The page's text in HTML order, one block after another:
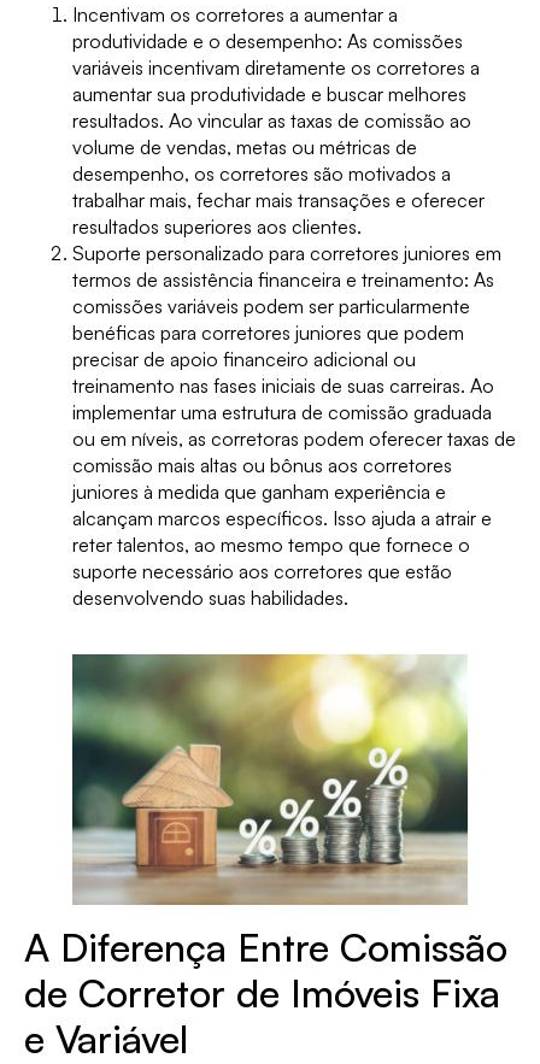
Incentivam os corretores a aumentar a
produtividade e o desempenho: As comissões
variáveis incentivam diretamente os corretores a
aumentar sua produtividade e buscar melhores
resultados. Ao vincular as taxas de comissão ao
volume de vendas, metas ou métricas de
desempenho, os corretores são motivados a
trabalhar mais, fechar mais transações e oferecer
resultados superiores aos clientes.
Suporte personalizado para corretores juniores em
termos de assistência financeira e treinamento: As
comissões variáveis podem ser particularmente
benéficas para corretores juniores que podem
precisar de apoio financeiro adicional ou
treinamento nas fases iniciais de suas carreiras. Ao
implementar uma estrutura de comissão graduada
ou em níveis, as corretoras podem oferecer taxas de
comissão mais altas ou bônus aos corretores
juniores à medida que ganham experiência e
alcançam marcos específicos. Isso ajuda a atrair e
reter talentos, ao mesmo tempo que fornece o
suporte necessário aos corretores que estão
desenvolvendo suas habilidades.
A Diferença Entre Comissão
de Corretor de Imóveis Fixa
e Variável